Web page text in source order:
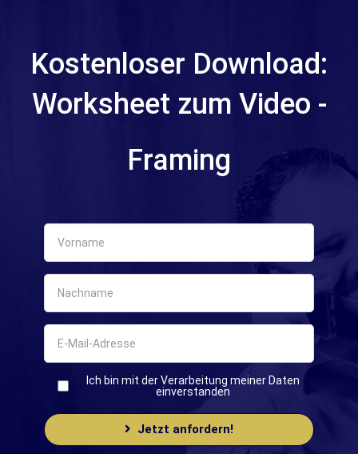
Kostenloser Download:
Worksheet zum Video -
Framing
Ich bin mit der Verarbeitung meiner Daten
einverstanden
Jetzt anfordern!